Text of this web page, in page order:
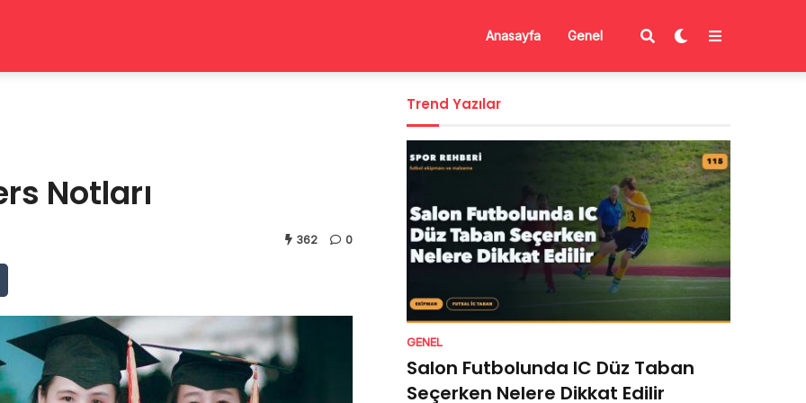
Anasayfa Genel
Notları
362 0
Trend Yazılar
GENEL
Salon Futbolunda IC Düz Taban
Seçerken Nelere Dikkat Edilir